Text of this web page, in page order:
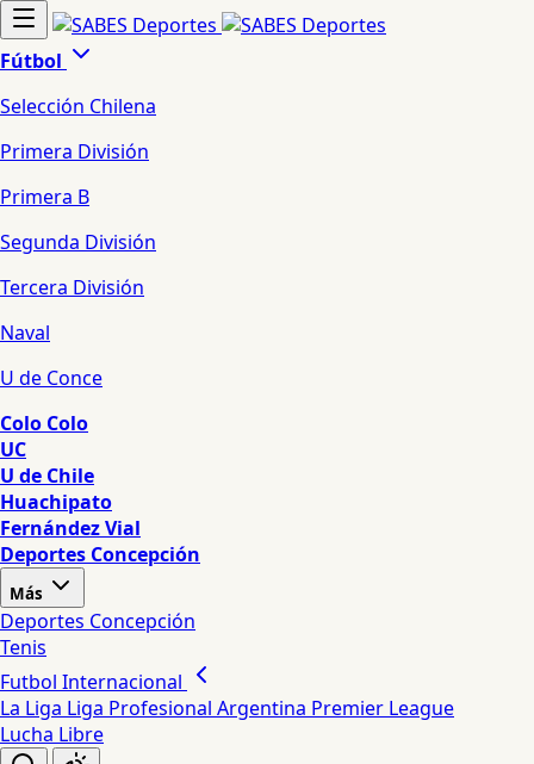
Fútbol
Selección Chilena
Primera División
Primera B
Segunda División
Tercera División
Naval
U de Conce
Colo Colo
UC
U de Chile
Huachipato
Fernández Vial
Deportes Concepción
Más
Deportes Concepción
Tenis
Futbol Internacional
La Liga Liga Profesional Argentina Premier League
Lucha Libre